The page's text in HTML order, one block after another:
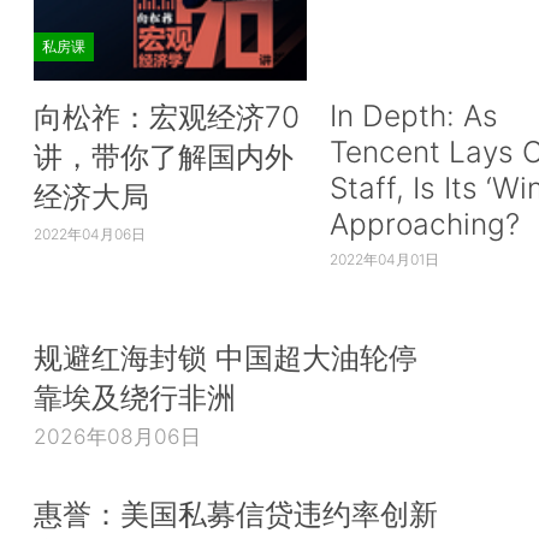
私房课
向松祚：宏观经济70
讲，带你了解国内外
经济大局
2022年04月06日
In Depth: As
Tencent Lays
Staff, Is Its
Approaching?
2022年04月01日
规避红海封锁 中国超大油轮停
靠埃及绕行非洲
2026年08月06日
惠誉：美国私募信贷违约率创新